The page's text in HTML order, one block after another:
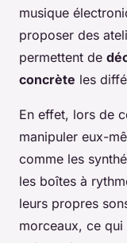
musique
proposer des
permettent de
concrète les
En effet, lors de
manipuler eux-
comme les
les boîtes à
leurs propres
morceaux, ce